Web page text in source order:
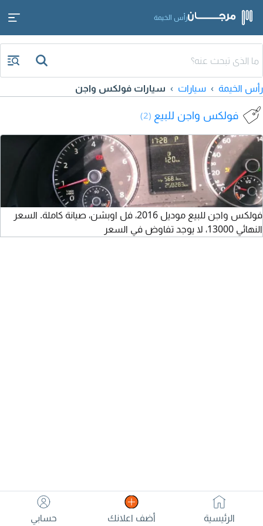
رأس الخيمة
رأس الخيمة سيارات سيارات فولكس واجن
فولكس واجن للبيع (2)
فولكس واجن للبيع موديل 2016، فل اوبشن، صيانة كاملة. السعر
النهائي 13000، لا يوجد تفاوض في السعر
الرئيسية أضف اعلانك حسابي